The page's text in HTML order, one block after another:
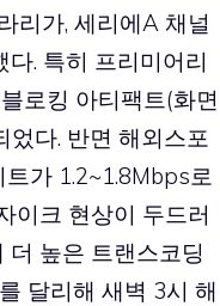
리가, 세리에A 채널
. 특히 프리미어리
로킹 아티팩트(화면
었다. 반면 해외스포
가 1.2~1.8Mbps로
이크 현상이 두드러
더 높은 트랜스코딩
달리해 새벽 3시 해